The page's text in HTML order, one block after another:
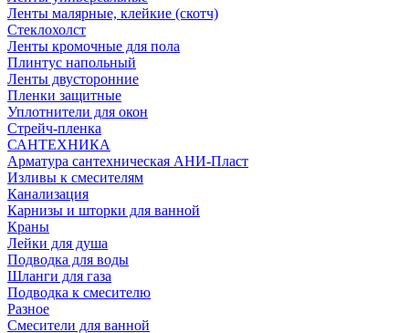
Ленты малярные, клейкие (скотч)
Стеклохолст
Ленты кромочные для пола
Плинтус напольный
Ленты двусторонние
Пленки защитные
Уплотнители для окон
Стрейч-пленка
САНТЕХНИКА
Арматура сантехническая АНИ-Пласт
Изливы к смесителям
Канализация
Карнизы и шторки для ванной
Краны
Лейки для душа
Подводка для воды
Шланги для газа
Подводка к смесителю
Разное
Смесители для ванной